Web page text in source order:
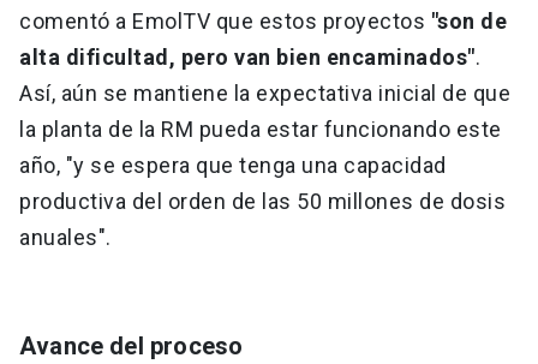
comentó a EmolTV que estos proyectos "son de
alta dificultad, pero van bien encaminados".
Así, aún se mantiene la expectativa inicial de que
la planta de la RM pueda estar funcionando este
año, "y se espera que tenga una capacidad
productiva del orden de las 50 millones de dosis
anuales".
Avance del proceso